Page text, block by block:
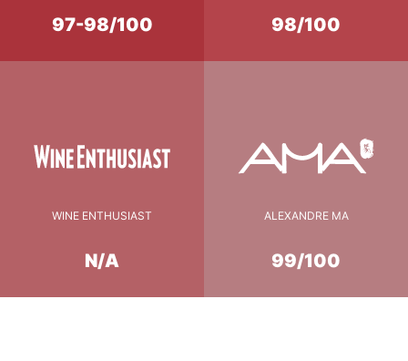
97-98/100 98/100
WINE ENTHUSIAST
N/A
ALEXANDRE MA
99/100